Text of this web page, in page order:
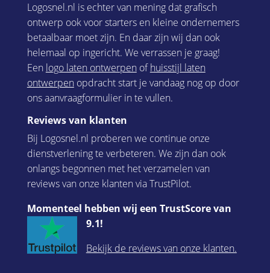
Logosnel.nl is echter van mening dat grafisch
ontwerp ook voor starters en kleine ondernemers
betaalbaar moet zijn. En daar zijn wij dan ook
helemaal op ingericht. We verrassen je graag!
Een logo laten ontwerpenofhuisstijl laten
ontwerpenopdracht start je vandaag nog op door
ons aanvraagformulier in te vullen.
Reviews van klanten
Bij Logosnel.nl proberen we continue onze
dienstverlening te verbeteren. We zijn dan ook
onlangs begonnen met het verzamelen van
reviews van onze klanten via TrustPilot.
Momenteel hebben wij een TrustScore van
9.1!
Bekijk de reviews van onze klanten.